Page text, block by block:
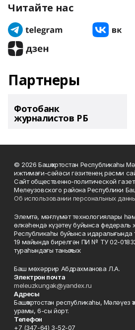
Читайте нас
Партнеры
Фотобанк
журналистов РБ
© 2026 Башҡортостан Республикаһы
ижтимағи-сәйәси гәзитенең рәсми
Сайт общественно-политической
Мелеузовского района Республики
Об использовании персональных
Элемтә, мәғлүмәт технологиялары
өлкәһендә күҙәтеү буйынса федераль
Республикаһы буйынса идаралығында
19 майында бирелгән ПИ № ТУ 02-
тураһындағы таныҡлыҡ.
Баш мөхәррир Абдрахманова Л.А.
Электрон почта
meleuzkungak@yandex.ru
Адресы
Башҡортостан республикаһы, Мәләүез
урамы, 6-сы йорт.
Телефон
+7 (347-64) 3-52-07